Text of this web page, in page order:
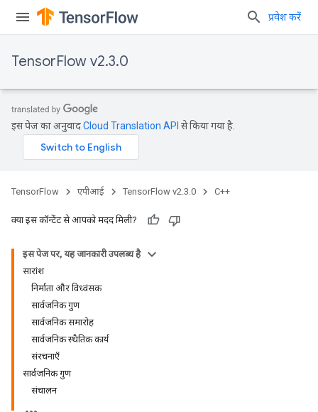
प्रवेश करें
TensorFlow v2.3.0
इस पेज का अनुवादCloud Translation API से किया गया है.
TensorFlow एपीआई TensorFlow v2.3.0 C++
क्या इस कॉन्टेंट से आपको मदद मिली?
इस पेज पर, यह जानकारी उपलब्ध है
सारांश
निर्माता और विध्वंसक
सार्वजनिक गुण
सार्वजनिक समारोह
सार्वजनिक स्थैतिक कार्य
संरचनाएँ
सार्वजनिक गुण
संचालन